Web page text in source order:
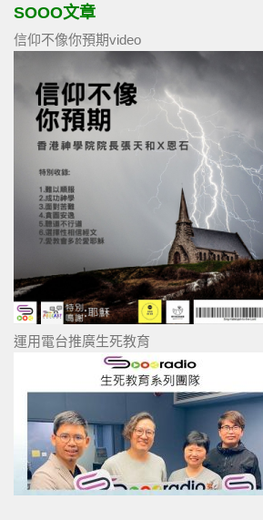
SOOO文章
信仰不像你預期video
運用電台推廣生死教育